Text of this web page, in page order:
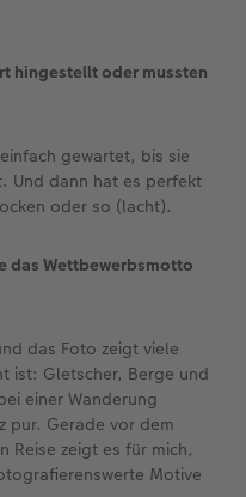
hingestellt oder mussten
gewartet, bis sie
Und dann hat es perfekt
oder so (lacht).
das Wettbewerbsmotto
das Foto zeigt viele
ist: Gletscher, Berge und
einer Wanderung
pur. Gerade vor dem
Reise zeigt es für mich,
Motive